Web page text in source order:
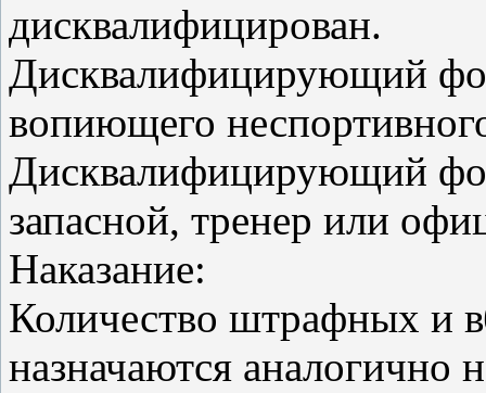
дисквалифицирован.
Дисквалифицирующий
вопиющего
Дисквалифицирующий
запасной, тренер или
Наказание:
Количество штрафных и
назначаются аналогично